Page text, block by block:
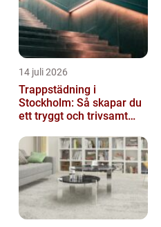
14 juli 2026
Trappstädning i
Stockholm: Så skapar du
ett tryggt och trivsamt